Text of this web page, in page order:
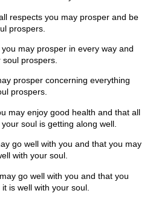
respects you may prosper and be
prospers.
may prosper in every way and
prospers.
prosper concerning everything
prospers.
may enjoy good health and that all
soul is getting along well.
go well with you and that you may
with your soul.
go well with you and that you
is well with your soul.